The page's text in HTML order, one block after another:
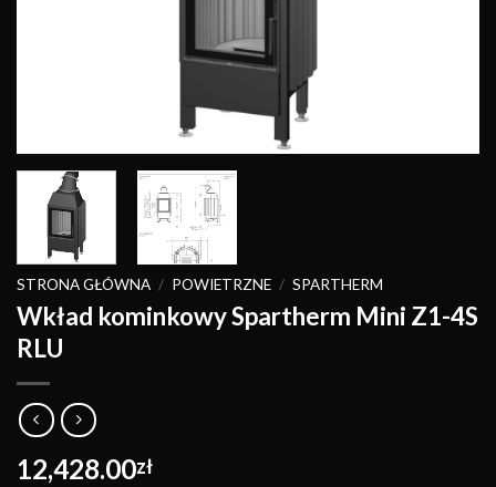
STRONA GŁÓWNA / POWIETRZNE / SPARTHERM
Wkład kominkowy Spartherm Mini Z1-4S
RLU
12,428.00zł